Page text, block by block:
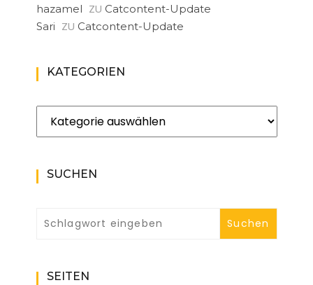
hazamel ZU Catcontent-Update
Sari ZU Catcontent-Update
KATEGORIEN
Kategorien
SUCHEN
SEITEN